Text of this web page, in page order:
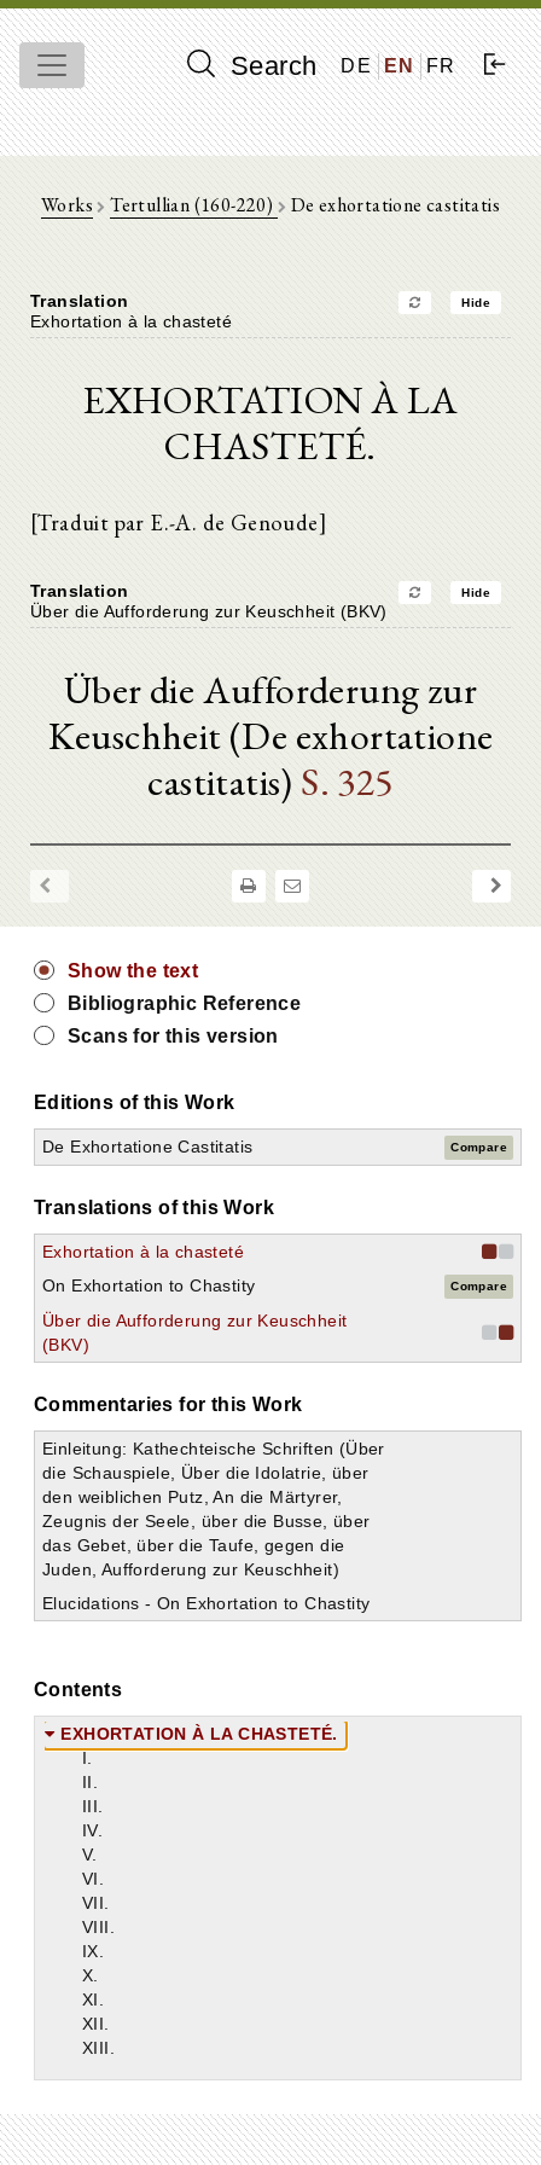
Search DE EN FR
Works Tertullian (160-220) De exhortatione castitatis
Translation Hide
Exhortation à la chasteté
EXHORTATION À LA
CHASTETÉ.
[Traduit par E.-A. de Genoude]
Translation Hide
Über die Aufforderung zur Keuschheit (BKV)
Über die Aufforderung zur
Keuschheit (De exhortatione
castitatis) S. 325
Show the text
Bibliographic Reference
Scans for this version
Editions of this Work
De Exhortatione Castitatis Compare
Translations of this Work
Exhortation à la chasteté
On Exhortation to Chastity
Compare
Über die Aufforderung zur Keuschheit
(BKV)
Commentaries for this Work
Einleitung: Kathechteische Schriften (Über
die Schauspiele, Über die Idolatrie, über
den weiblichen Putz, An die Märtyrer,
Zeugnis der Seele, über die Busse, über
das Gebet, über die Taufe, gegen die
Juden, Aufforderung zur Keuschheit)
Elucidations - On Exhortation to Chastity
Contents
EXHORTATION À LA CHASTETÉ.
I.
II.
III.
IV.
V.
VI.
VII.
VIII.
IX.
X.
XI.
XII.
XIII.